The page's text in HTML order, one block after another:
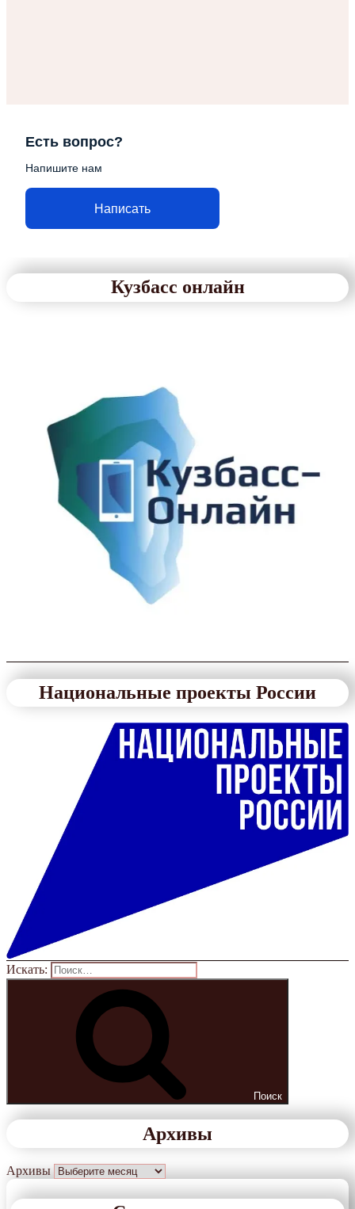
Есть вопрос?
Напишите нам
Написать
Кузбасс онлайн
Национальные проекты России
Искать:
Поиск
Архивы
Архивы